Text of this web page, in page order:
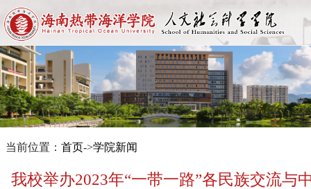
当前位置：首页->学院新闻
我校举办2023年“一带一路”各民族交流与